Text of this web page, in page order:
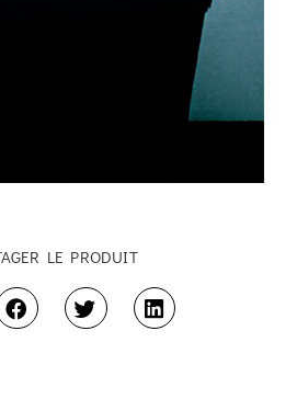
LE PRODUIT